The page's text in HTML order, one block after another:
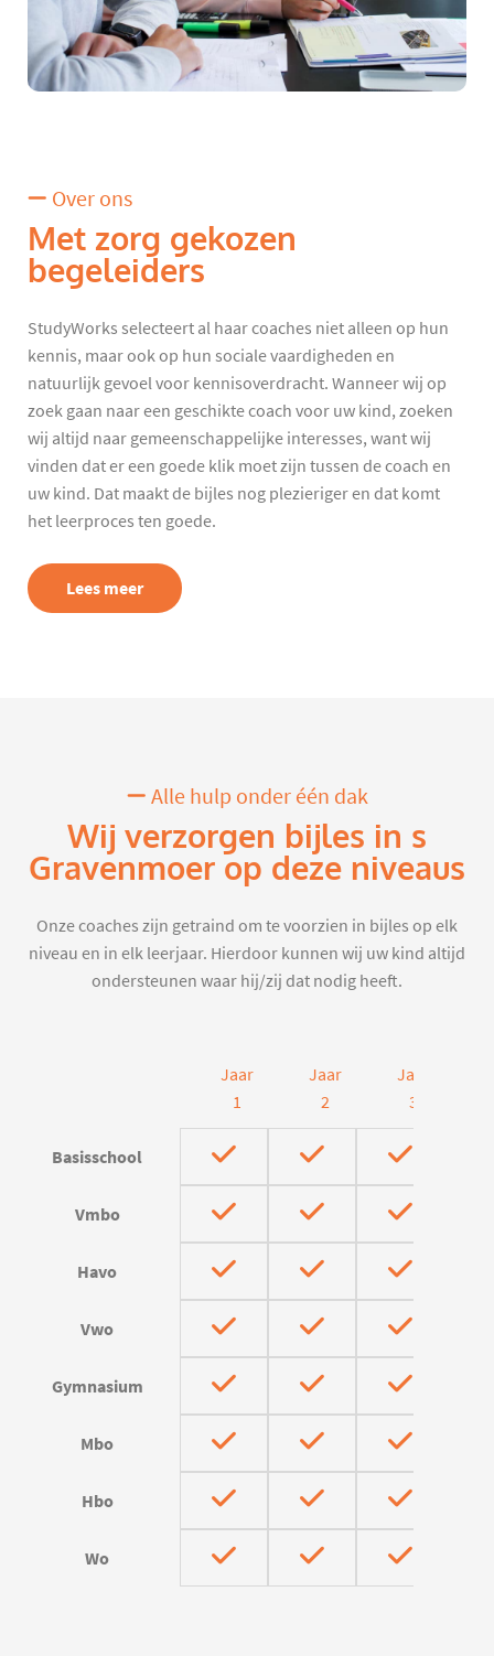
Over ons
Met zorg gekozen
begeleiders
StudyWorks selecteert al haar coaches niet alleen op hun
kennis, maar ook op hun sociale vaardigheden en
natuurlijk gevoel voor kennisoverdracht. Wanneer wij op
zoek gaan naar een geschikte coach voor uw kind, zoeken
wij altijd naar gemeenschappelijke interesses, want wij
vinden dat er een goede klik moet zijn tussen de coach en
uw kind. Dat maakt de bijles nog plezieriger en dat komt
het leerproces ten goede.
Lees meer
Alle hulp onder één dak
Wij verzorgen bijles in s
Gravenmoer op deze niveaus
Onze coaches zijn getraind om te voorzien in bijles op elk
niveau en in elk leerjaar. Hierdoor kunnen wij uw kind altijd
ondersteunen waar hij/zij dat nodig heeft.
Jaar
1
Jaar
2
Jaar
3
Basisschool
Vmbo
Havo
Vwo
Gymnasium
Mbo
Hbo
Wo